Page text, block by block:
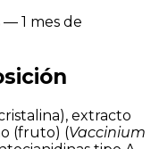
1 mes de
extracto
(fruto) (Vaccinium